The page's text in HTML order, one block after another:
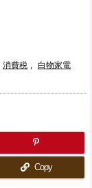
消費税 , 白物家電
Copy